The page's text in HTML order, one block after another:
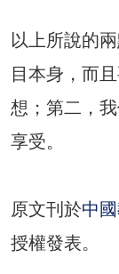
以上所說的
目本身，而
想；第二，
享受。
原文刊於中
授權發表。